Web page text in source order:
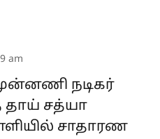
am
நடிகர்
தாய் சத்யா
சாதாரண